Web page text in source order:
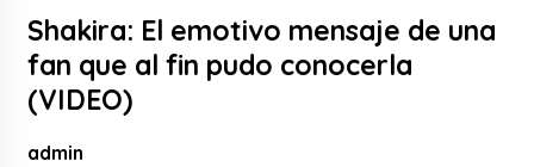
Shakira: El emotivo mensaje de una
fan que al fin pudo conocerla
(VIDEO)
admin